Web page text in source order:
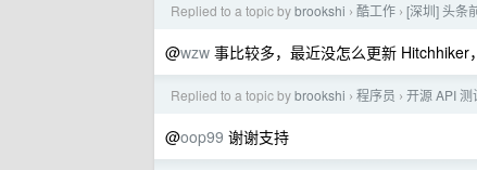
Replied to a topic bybrookshi › 酷工作 › [深圳] 头条
@wzw 事比较多，最近没怎么更新 Hitchhiker
Replied to a topic bybrookshi › 程序员 › 开源 API
@oop99 谢谢支持